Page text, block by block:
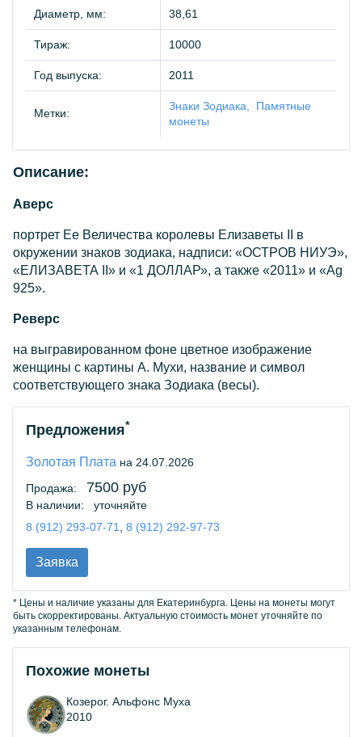
Диаметр, мм: 38,61
Тираж: 10000
Год выпуска: 2011
Метки:
Знаки Зодиака
Памятные
монеты
Описание:
Аверс
портрет Ее Величества королевы Елизаветы II в
окружении знаков зодиака, надписи: «ОСТРОВ НИУЭ»,
«ЕЛИЗАВЕТА II» и «1 ДОЛЛАР», а также «2011» и «Ag
925».
Реверс
на выгравированном фоне цветное изображение
женщины с картины А. Мухи, название и символ
соответствующего знака Зодиака (весы).
Предложения*
Золотая Плата на 24.07.2026
Продажа:
7500 руб
В наличии:
уточняйте
8 (912) 293-07-71
8 (912) 292-97-73
Заявка
* Цены и наличие указаны для Екатеринбурга. Цены на монеты могут
быть скорректированы. Актуальную стоимость монет уточняйте по
указанным телефонам.
Похожие монеты
Козерог. Альфонс Муха
2010